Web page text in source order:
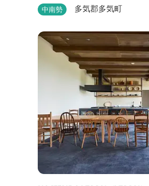
を照らす」をコンセプトに、
は、飼い主様と一緒にVISON
的にお預かりするペットホテ
か、広々...
中南勢 多気郡多気町